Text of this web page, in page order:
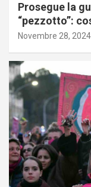
Prosegue la
“pezzotto”:
Novembre 28, 2024